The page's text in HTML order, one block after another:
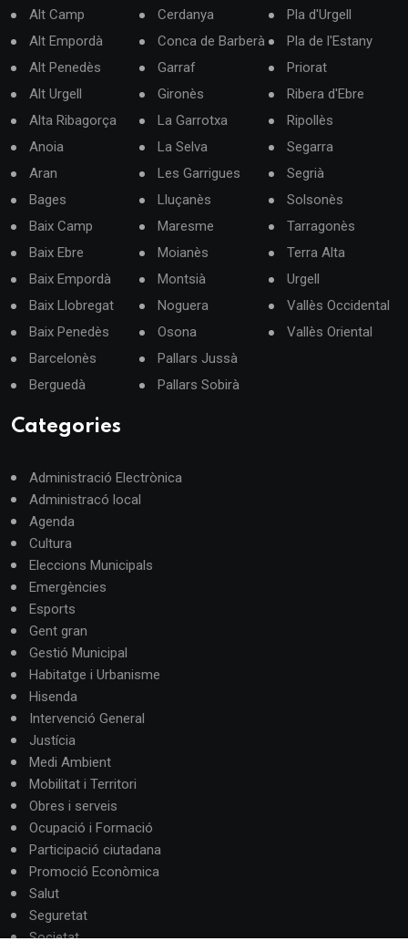
Alt Camp
Alt Empordà
Alt Penedès
Alt Urgell
Alta Ribagorça
Anoia
Aran
Bages
Baix Camp
Baix Ebre
Baix Empordà
Baix Llobregat
Baix Penedès
Barcelonès
Berguedà
Cerdanya
Conca de Barberà
Garraf
Gironès
La Garrotxa
La Selva
Les Garrigues
Lluçanès
Maresme
Moianès
Montsià
Noguera
Osona
Pallars Jussà
Pallars Sobirà
Pla d'Urgell
Pla de l'Estany
Priorat
Ribera d'Ebre
Ripollès
Segarra
Segrià
Solsonès
Tarragonès
Terra Alta
Urgell
Vallès Occidental
Vallès Oriental
Categories
Administració Electrònica
Administracó local
Agenda
Cultura
Eleccions Municipals
Emergències
Esports
Gent gran
Gestió Municipal
Habitatge i Urbanisme
Hisenda
Intervenció General
Justícia
Medi Ambient
Mobilitat i Territori
Obres i serveis
Ocupació i Formació
Participació ciutadana
Promoció Econòmica
Salut
Seguretat
Societat